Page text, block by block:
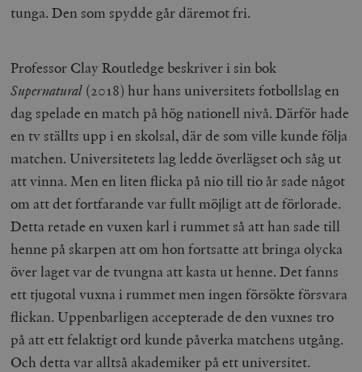
tunga. Den som spydde går däremot fri.
Professor Clay Routledge beskriver i sin bok
Supernatural (2018) hur hans universitets fotbollslag en
dag spelade en match på hög nationell nivå. Därför hade
en tv ställts upp i en skolsal, där de som ville kunde följa
matchen. Universitetets lag ledde överlägset och såg ut
att vinna. Men en liten flicka på nio till tio år sade något
om att det fortfarande var fullt möjligt att de förlorade.
Detta retade en vuxen karl i rummet så att han sade till
henne på skarpen att om hon fortsatte att bringa olycka
över laget var de tvungna att kasta ut henne. Det fanns
ett tjugotal vuxna i rummet men ingen försökte försvara
flickan. Uppenbarligen accepterade de den vuxnes tro
på att ett felaktigt ord kunde påverka matchens utgång.
Och detta var alltså akademiker på ett universitet.